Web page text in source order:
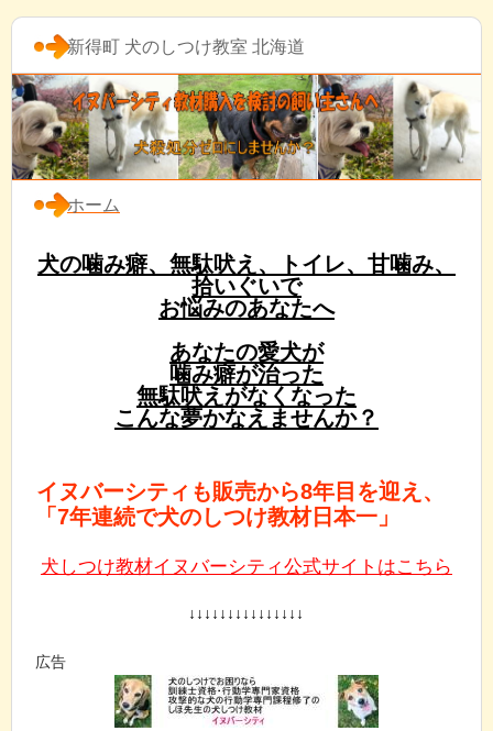
新得町 犬のしつけ教室 北海道
ホーム
犬の噛み癖、無駄吠え、トイレ、甘噛み、
拾いぐいで
お悩みのあなたへ
あなたの愛犬が
噛み癖が治った
無駄吠えがなくなった
こんな夢かなえませんか？
イヌバーシティも販売から8年目を迎え、
「7年連続で犬のしつけ教材日本一」
犬しつけ教材イヌバーシティ公式サイトはこちら
↓↓↓↓↓↓↓↓↓↓↓↓↓↓↓
広告